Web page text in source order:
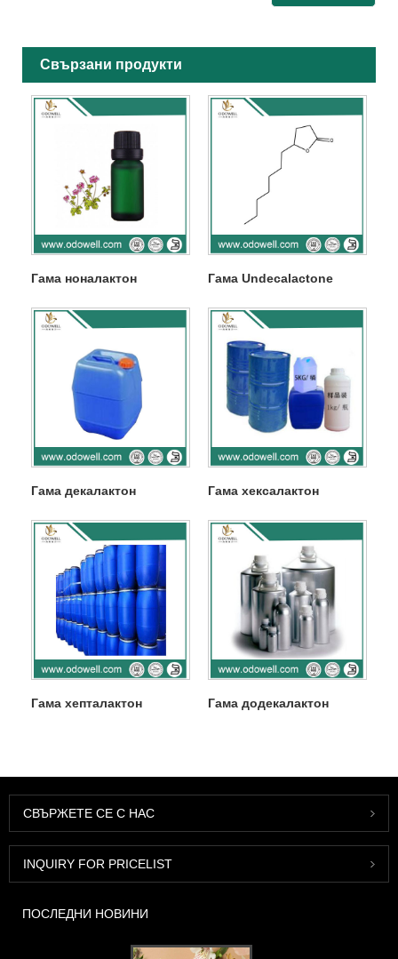
Свързани продукти
Гама ноналактон Гама Undecalactone
Гама декалактон Гама хексалактон
Гама хепталактон Гама додекалактон
СВЪРЖЕТЕ СЕ С НАС
INQUIRY FOR PRICELIST
ПОСЛЕДНИ НОВИНИ